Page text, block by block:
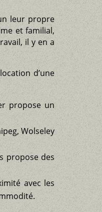
leur propre
et familial,
il y en a
d’une
propose un
Wolseley
propose des
avec les